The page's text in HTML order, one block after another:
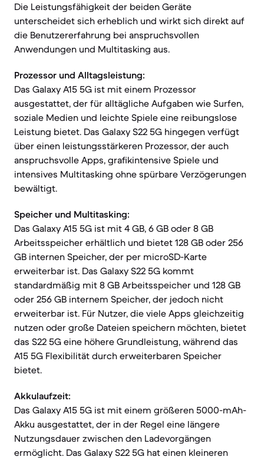
Die Leistungsfähigkeit der beiden Geräte
unterscheidet sich erheblich und wirkt sich direkt auf
die Benutzererfahrung bei anspruchsvollen
Anwendungen und Multitasking aus.
Prozessor und Alltagsleistung:
Das Galaxy A15 5G ist mit einem Prozessor
ausgestattet, der für alltägliche Aufgaben wie Surfen,
soziale Medien und leichte Spiele eine reibungslose
Leistung bietet. Das Galaxy S22 5G hingegen verfügt
über einen leistungsstärkeren Prozessor, der auch
anspruchsvolle Apps, grafikintensive Spiele und
intensives Multitasking ohne spürbare Verzögerungen
bewältigt.
Speicher und Multitasking:
Das Galaxy A15 5G ist mit 4 GB, 6 GB oder 8 GB
Arbeitsspeicher erhältlich und bietet 128 GB oder 256
GB internen Speicher, der per microSD-Karte
erweiterbar ist. Das Galaxy S22 5G kommt
standardmäßig mit 8 GB Arbeitsspeicher und 128 GB
oder 256 GB internem Speicher, der jedoch nicht
erweiterbar ist. Für Nutzer, die viele Apps gleichzeitig
nutzen oder große Dateien speichern möchten, bietet
das S22 5G eine höhere Grundleistung, während das
A15 5G Flexibilität durch erweiterbaren Speicher
bietet.
Akkulaufzeit:
Das Galaxy A15 5G ist mit einem größeren 5000-mAh-
Akku ausgestattet, der in der Regel eine längere
Nutzungsdauer zwischen den Ladevorgängen
ermöglicht. Das Galaxy S22 5G hat einen kleineren